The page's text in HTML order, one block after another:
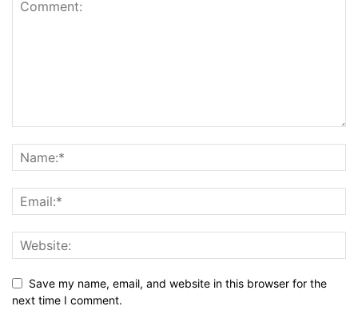
Save my name, email, and website in this browser for the
next time I comment.